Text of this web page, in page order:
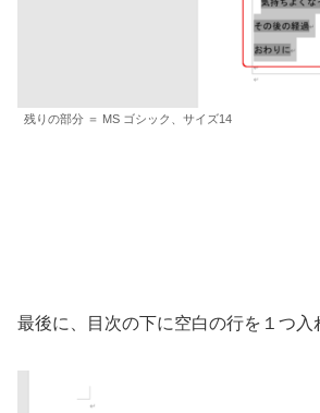
残りの部分 ＝ MS ゴシック、サイズ14
最後に、目次の下に空白の行を１つ入